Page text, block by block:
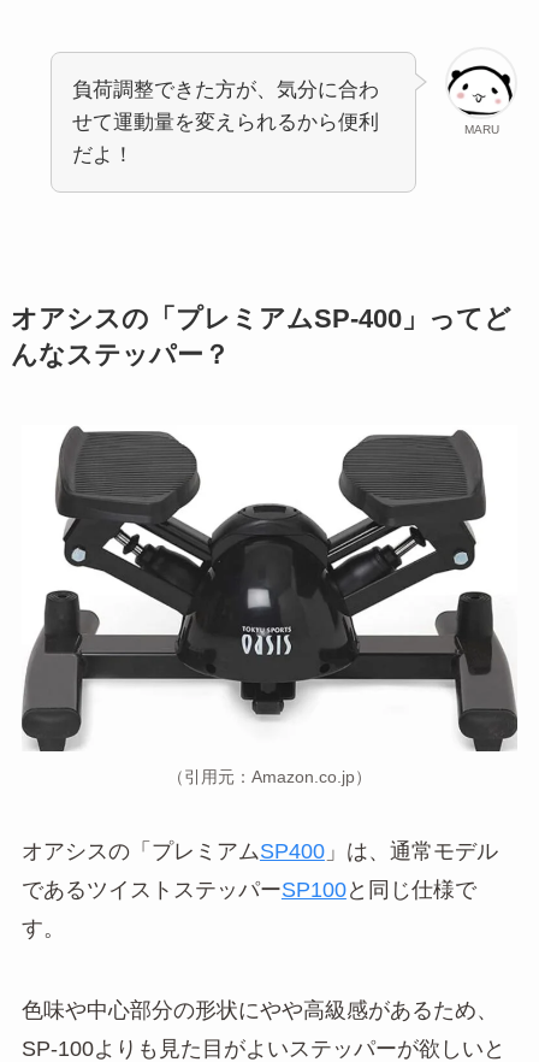
MARU
負荷調整できた方が、気分に合わ
せて運動量を変えられるから便利
だよ！
オアシスの「プレミアムSP-400」ってど
んなステッパー？
（引用元：Amazon.co.jp）
オアシスの「プレミアムSP400」は、通常モデル
であるツイストステッパーSP100と同じ仕様で
す。
色味や中心部分の形状にやや高級感があるため、
SP-100よりも見た目がよいステッパーが欲しいと